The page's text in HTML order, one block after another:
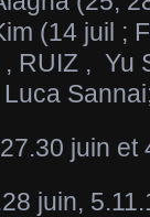
(14 juil ;
RUIZ , Yu
juin et
juin,